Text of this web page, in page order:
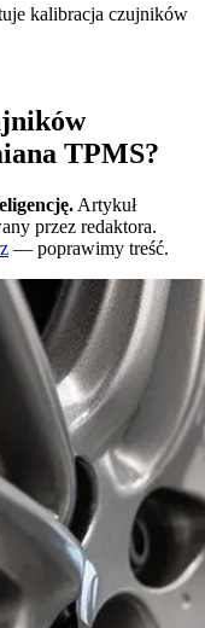
kalibracja czujników
TPMS?
Artykuł
przez redaktora.
— poprawimy treść.